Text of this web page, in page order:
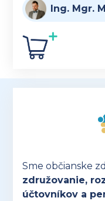
Ing. Mgr.
Sme občianske
združovanie,
účtovníkov a